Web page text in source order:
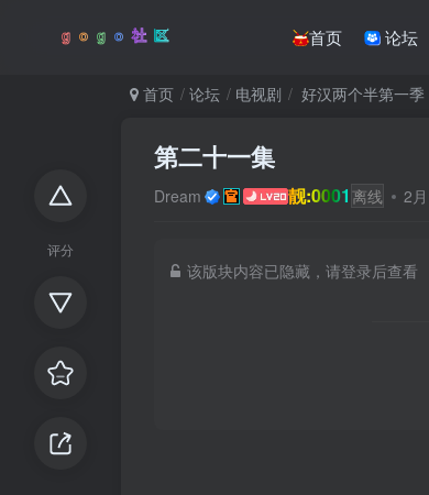
首页 论坛
评分
首页 论坛 电视剧 好汉两个半第一季
第二十一集
Dream 靓:0001 离线 2
该版块内容已隐藏，请登录后查看